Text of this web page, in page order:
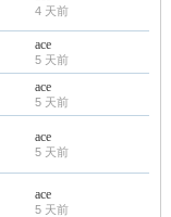
4 天前
ace
5 天前
ace
5 天前
ace
5 天前
ace
5 天前